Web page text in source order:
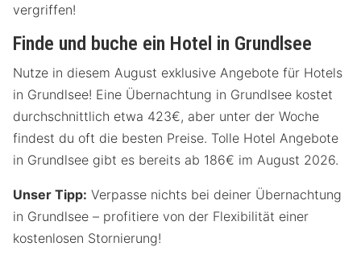
vergriffen!
Finde und buche ein Hotel in Grundlsee
Nutze in diesem August exklusive Angebote für Hotels
in Grundlsee! Eine Übernachtung in Grundlsee kostet
durchschnittlich etwa 423€, aber unter der Woche
findest du oft die besten Preise. Tolle Hotel Angebote
in Grundlsee gibt es bereits ab 186€ im August 2026.
Unser Tipp: Verpasse nichts bei deiner Übernachtung
in Grundlsee – profitiere von der Flexibilität einer
kostenlosen Stornierung!